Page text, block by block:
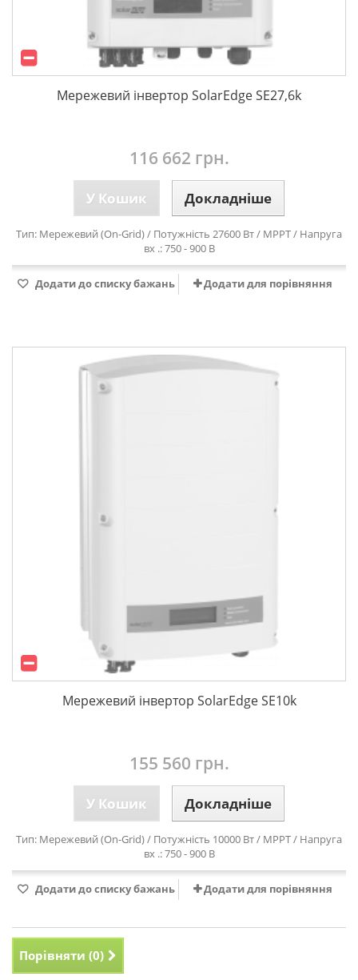
Мережевий інвертор SolarEdge SE27,6k
116 662 грн.
У Кошик Докладніше
Тип: Мережевий (On-Grid) / Потужність 27600 Вт / MPPT / Напруга
вх .: 750 - 900 В
Додати до списку бажань Додати для порівняння
Мережевий інвертор SolarEdge SE10k
155 560 грн.
У Кошик Докладніше
Тип: Мережевий (On-Grid) / Потужність 10000 Вт / MPPT / Напруга
вх .: 750 - 900 В
Додати до списку бажань Додати для порівняння
Порівняти (0)